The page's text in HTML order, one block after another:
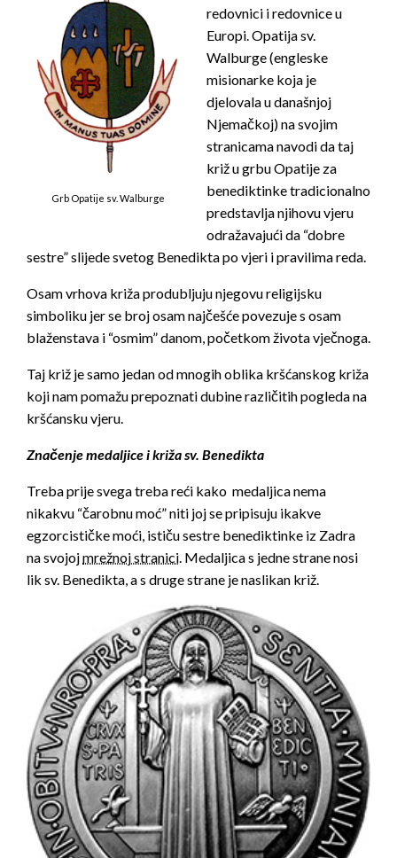
Grb Opatije sv. Walburge
redovnici i redovnice u
Europi. Opatija sv.
Walburge (engleske
misionarke koja je
djelovala u današnjoj
Njemačkoj) na svojim
stranicama navodi da taj
križ u grbu Opatije za
benediktinke tradicionalno
predstavlja njihovu vjeru
odražavajući da “dobre
sestre” slijede svetog Benedikta po vjeri i pravilima reda.
Osam vrhova križa produbljuju njegovu religijsku
simboliku jer se broj osam najčešće povezuje s osam
blaženstava i “osmim” danom, početkom života vječnoga.
Taj križ je samo jedan od mnogih oblika kršćanskog križa
koji nam pomažu prepoznati dubine različitih pogleda na
kršćansku vjeru.
Značenje medaljice i križa sv. Benedikta
Treba prije svega treba reći kako medaljica nema
nikakvu “čarobnu moć” niti joj se pripisuju ikakve
egzorcističke moći, ističu sestre benediktinke iz Zadra
na svojojmrežnoj stranici . Medaljica s jedne strane nosi
lik sv. Benedikta, a s druge strane je naslikan križ.